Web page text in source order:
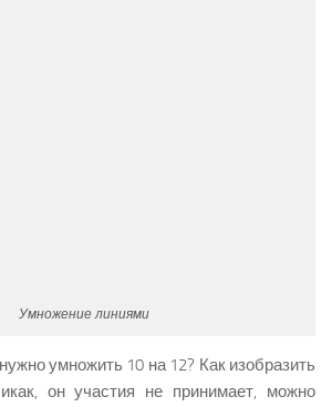
Умножение линиями
умножить 10 на 12? Как изобразить
он участия не принимает, можно